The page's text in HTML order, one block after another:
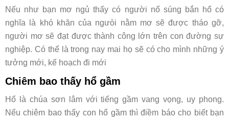
Nếu như bạn mơ ngủ thấy có người nổ súng bắn hổ có
nghĩa là khó khăn của ngưòi nằm mơ sẽ được tháo gỡ,
người mơ sẽ đạt được thành công lớn trên con đường sự
nghiệp. Có thể là trong nay mai họ sẽ có cho mình những ý
tưởng mới, kế hoạch đi mới
Chiêm bao thấy hổ gầm
Hổ là chúa sơn lâm với tiếng gầm vang vọng, uy phong.
Nếu chiêm bao thấy con hổ gầm thì điềm báo cho biết bạn